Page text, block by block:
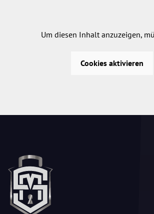
Um diesen Inhalt anzuzeigen,
Cookies aktivieren